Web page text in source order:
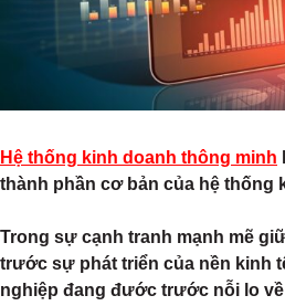
Hệ thống kinh doanh thông minh
thành phần cơ bản của hệ thống
Trong sự cạnh tranh mạnh mẽ
trước sự phát triển của nền kinh
nghiệp đang đước trước nỗi lo